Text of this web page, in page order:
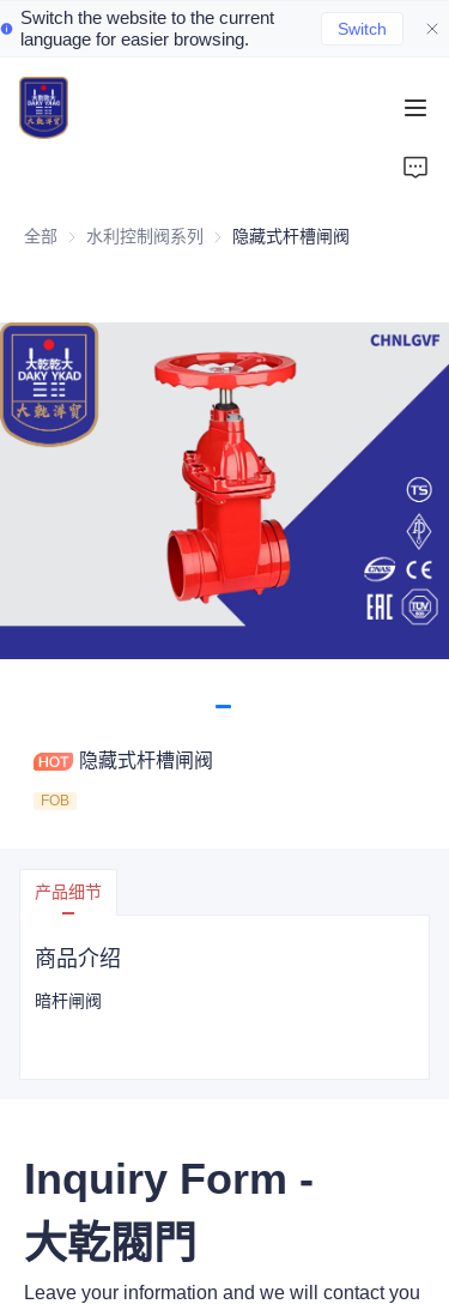
Switch the website to the current
language for easier browsing.
Switch
全部 水利控制阀系列 水利控制阀系列
隐藏式杆槽闸阀
隐藏式杆槽闸阀
FOB
产品细节
商品介绍
暗杆闸阀
Inquiry Form -
大乾閥門
Leave your information and we will contact you
Home
Valve Products
Valve News
Contact Us